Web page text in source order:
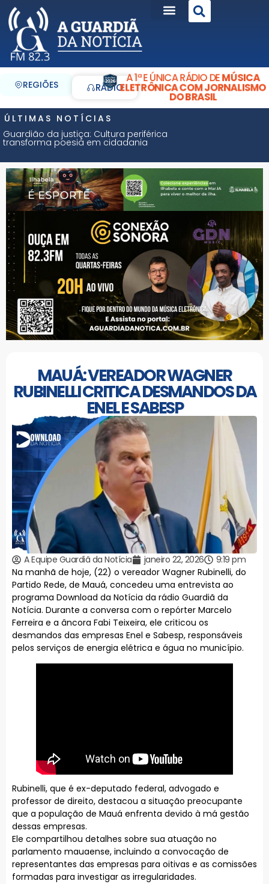
REGIÕES RÁDIO
A 1ª E ÚNICA RÁDIO DEMÚSICA
ELETRÔNICA COM JORNALISMO
DO BRASIL
ÚLTIMAS NOTÍCIAS
Guardião da justiça: Cultura periférica
transforma poesia em cidadania
MAUÁ: VEREADOR WAGNER
RUBINELLI CRITICA DESMANDOS DA
ENEL E SABESP
A Equipe Guardiã da Notícia janeiro 22, 2026
9:19 pm
Na manhã de hoje, (22) o vereador Wagner Rubinelli, do
Partido Rede, de Mauá, concedeu uma entrevista ao
programa Download da Notícia da rádio Guardiã da
Notícia. Durante a conversa com o repórter Marcelo
Ferreira e a âncora Fabi Teixeira, ele criticou os
desmandos das empresas Enel e Sabesp, responsáveis
pelos serviços de energia elétrica e água no município.
Rubinelli, que é ex-deputado federal, advogado e
professor de direito, destacou a situação preocupante
que a população de Mauá enfrenta devido à má gestão
dessas empresas.
Ele compartilhou detalhes sobre sua atuação no
parlamento mauaense, incluindo a convocação de
representantes das empresas para oitivas e as comissões
formadas para investigar as irregularidades.